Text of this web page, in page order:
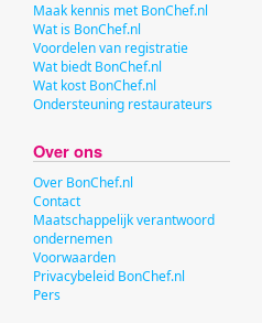
Maak kennis met BonChef.nl
Wat is BonChef.nl
Voordelen van registratie
Wat biedt BonChef.nl
Wat kost BonChef.nl
Ondersteuning restaurateurs
Over ons
Over BonChef.nl
Contact
Maatschappelijk verantwoord
ondernemen
Voorwaarden
Privacybeleid BonChef.nl
Pers